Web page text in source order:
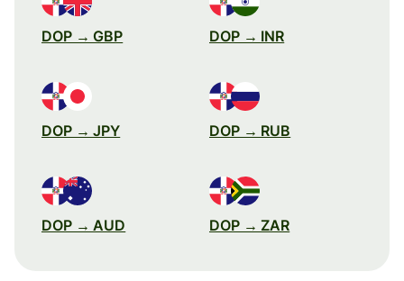
DOP → GBP DOP → INR
DOP → JPY DOP → RUB
DOP → AUD DOP → ZAR